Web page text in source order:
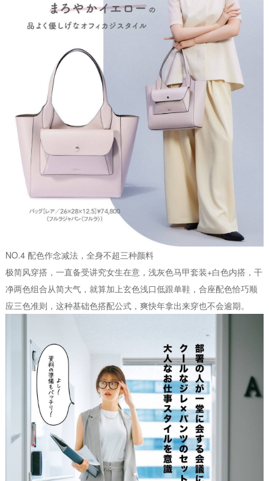
NO.4 配色作念减法，全身不超三种颜料
极简风穿搭，一直备受讲究女生在意，浅灰色马甲套装+白色内搭，干
净两色组合从简大气，就算加上玄色浅口低跟单鞋，合座配色恰巧顺
应三色准则，这种基础色搭配公式，爽快年拿出来穿也不会逾期。